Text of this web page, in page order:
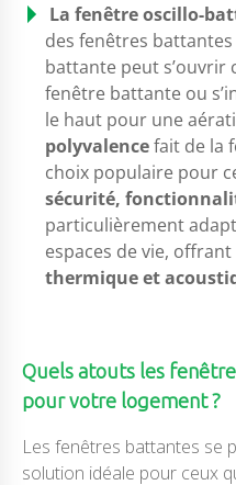
La fenêtre oscillo-
des fenêtres
battante peut
fenêtre battante ou
le haut pour une
polyvalencefait de la
choix populaire pour
sécurité,
particulièrement
espaces de vie,
thermique et
Quels atouts les
pour votre logement ?
Les fenêtres battantes se
solution idéale pour ceux